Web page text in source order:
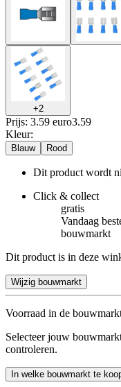
+2
Prijs: 3.59 euro3.59
Kleur:
Blauw Rood
Dit product wordt
Click & collect
gratis
Vandaag
bouwmarkt
Dit product is in deze
Wijzig bouwmarkt
Voorraad in de
Selecteer jouw
controleren.
In welke bouwmarkt te